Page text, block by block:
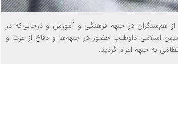
هم‌سنگران در جبهه فرهنگی و آموزش و درحالی‌که در
اسلامی داوطلب حضور در جبهه‌ها و دفاع از عزت و
به جبهه اعزام گردید.